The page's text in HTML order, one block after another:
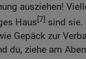
ausziehen!
Haus[7] sind sie.
Gepäck zur
du, ziehe am